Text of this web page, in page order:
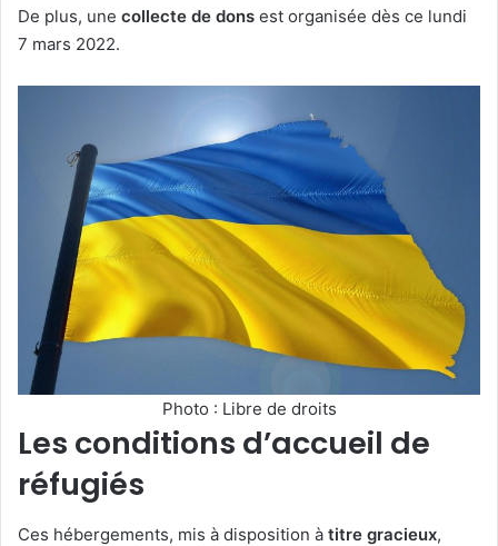
De plus, une collecte de dons est organisée dès ce lundi
7 mars 2022.
Photo : Libre de droits
Les conditions d’accueil de
réfugiés
Ces hébergements, mis à disposition à titre gracieux,